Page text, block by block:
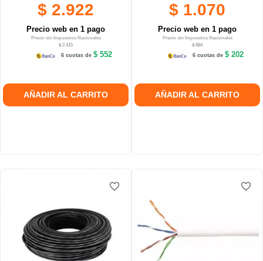
$ 2.922
Precio web en 1 pago
Precio sin Impuestos Nacionales
$ 2.415
6 cuotas de$ 552
AÑADIR AL CARRITO
$ 1.070
Precio web en 1 pago
Precio sin Impuestos Nacionales
$ 884
6 cuotas de$ 202
AÑADIR AL CARRITO
favorite_border
favorite_border favorite_border
favorite_border